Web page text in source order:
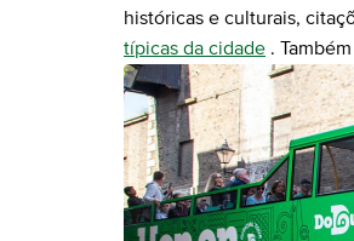
históricas e culturais,
típicas da cidade .